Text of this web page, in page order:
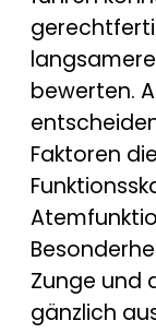
bewerten.
Faktoren
Zunge und
gänzlich